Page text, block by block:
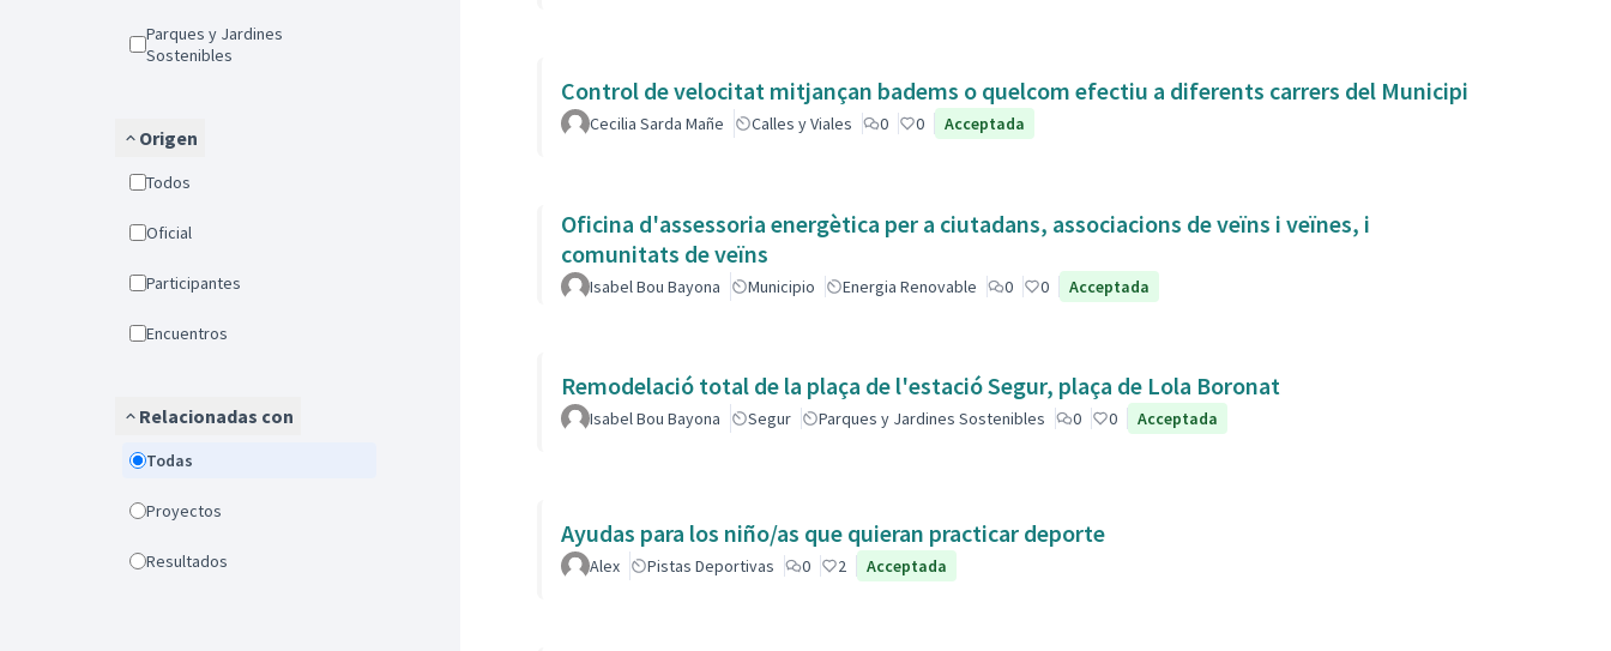
Parques y Jardines
Sostenibles
Origen
Todos
Oficial
Participantes
Encuentros
Relacionadas con
Todas
Proyectos
Resultados
Control de velocitat mitjançan badems o quelcom efectiu a diferents carrers del Municipi
Cecilia Sarda Mañe Calles y Viales 0 0 Acceptada
Oficina d'assessoria energètica per a ciutadans, associacions de veïns i veïnes, i
comunitats de veïns
Isabel Bou Bayona Municipio Energia Renovable 0 0 Acceptada
Remodelació total de la plaça de l'estació Segur, plaça de Lola Boronat
Isabel Bou Bayona Segur Parques y Jardines Sostenibles 0 0 Acceptada
Ayudas para los niño/as que quieran practicar deporte
Alex Pistas Deportivas 0 2 Acceptada